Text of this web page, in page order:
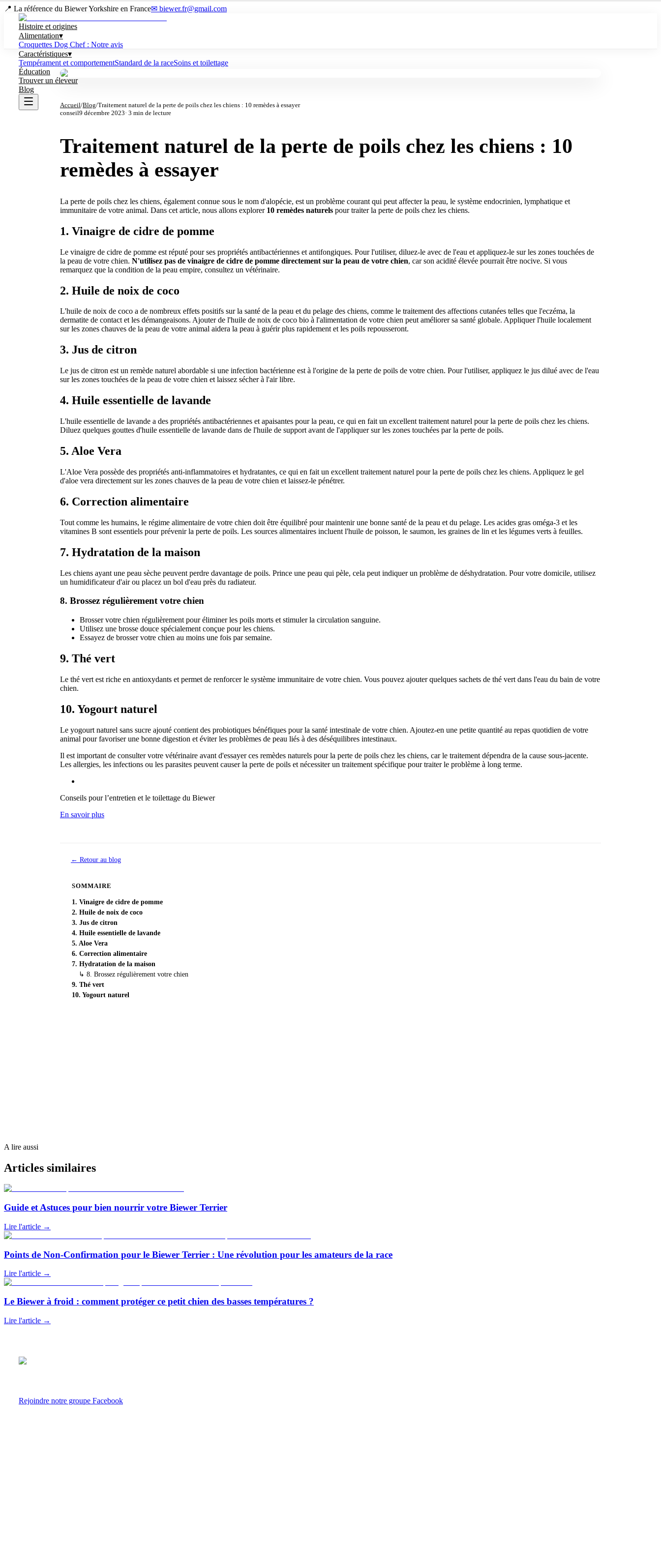
📍 La référence du Biewer Yorkshire en France✉ biewer.fr@gmail.com
Histoire et origines
Alimentation▾
Croquettes Dog Chef : Notre avis
Caractéristiques▾
Tempérament et comportementStandard de la raceSoins et toilettage
Éducation
Trouver un éleveur
Blog
Accueil/Blog/Traitement naturel de la perte de poils chez les chiens : 10 remèdes à essayer
conseil9 décembre 2023· 3 min de lecture
Traitement naturel de la perte de poils chez les chiens : 10
remèdes à essayer
La perte de poils chez les chiens, également connue sous le nom d'alopécie, est un problème courant qui peut affecter la peau, le système endocrinien, lymphatique et
immunitaire de votre animal. Dans cet article, nous allons explorer 10 remèdes naturels pour traiter la perte de poils chez les chiens.
1. Vinaigre de cidre de pomme
Le vinaigre de cidre de pomme est réputé pour ses propriétés antibactériennes et antifongiques. Pour l'utiliser, diluez-le avec de l'eau et appliquez-le sur les zones touchées de
la peau de votre chien. N'utilisez pas de vinaigre de cidre de pomme directement sur la peau de votre chien, car son acidité élevée pourrait être nocive. Si vous
remarquez que la condition de la peau empire, consultez un vétérinaire.
2. Huile de noix de coco
L'huile de noix de coco a de nombreux effets positifs sur la santé de la peau et du pelage des chiens, comme le traitement des affections cutanées telles que l'eczéma, la
dermatite de contact et les démangeaisons. Ajouter de l'huile de noix de coco bio à l'alimentation de votre chien peut améliorer sa santé globale. Appliquer l'huile localement
sur les zones chauves de la peau de votre animal aidera la peau à guérir plus rapidement et les poils repousseront.
3. Jus de citron
Le jus de citron est un remède naturel abordable si une infection bactérienne est à l'origine de la perte de poils de votre chien. Pour l'utiliser, appliquez le jus dilué avec de l'eau
sur les zones touchées de la peau de votre chien et laissez sécher à l'air libre.
4. Huile essentielle de lavande
L'huile essentielle de lavande a des propriétés antibactériennes et apaisantes pour la peau, ce qui en fait un excellent traitement naturel pour la perte de poils chez les chiens.
Diluez quelques gouttes d'huile essentielle de lavande dans de l'huile de support avant de l'appliquer sur les zones touchées par la perte de poils.
5. Aloe Vera
L'Aloe Vera possède des propriétés anti-inflammatoires et hydratantes, ce qui en fait un excellent traitement naturel pour la perte de poils chez les chiens. Appliquez le gel
d'aloe vera directement sur les zones chauves de la peau de votre chien et laissez-le pénétrer.
6. Correction alimentaire
Tout comme les humains, le régime alimentaire de votre chien doit être équilibré pour maintenir une bonne santé de la peau et du pelage. Les acides gras oméga-3 et les
vitamines B sont essentiels pour prévenir la perte de poils. Les sources alimentaires incluent l'huile de poisson, le saumon, les graines de lin et les légumes verts à feuilles.
7. Hydratation de la maison
Les chiens ayant une peau sèche peuvent perdre davantage de poils. Prince une peau qui pèle, cela peut indiquer un problème de déshydratation. Pour votre domicile, utilisez
un humidificateur d'air ou placez un bol d'eau près du radiateur.
8. Brossez régulièrement votre chien
Brosser votre chien régulièrement pour éliminer les poils morts et stimuler la circulation sanguine.
Utilisez une brosse douce spécialement conçue pour les chiens.
Essayez de brosser votre chien au moins une fois par semaine.
9. Thé vert
Le thé vert est riche en antioxydants et permet de renforcer le système immunitaire de votre chien. Vous pouvez ajouter quelques sachets de thé vert dans l'eau du bain de votre
chien.
10. Yogourt naturel
Le yogourt naturel sans sucre ajouté contient des probiotiques bénéfiques pour la santé intestinale de votre chien. Ajoutez-en une petite quantité au repas quotidien de votre
animal pour favoriser une bonne digestion et éviter les problèmes de peau liés à des déséquilibres intestinaux.
Il est important de consulter votre vétérinaire avant d'essayer ces remèdes naturels pour la perte de poils chez les chiens, car le traitement dépendra de la cause sous-jacente.
Les allergies, les infections ou les parasites peuvent causer la perte de poils et nécessiter un traitement spécifique pour traiter le problème à long terme.
Conseils pour l’entretien et le toilettage du Biewer
En savoir plus
← Retour au blog
SOMMAIRE
1. Vinaigre de cidre de pomme
2. Huile de noix de coco
3. Jus de citron
4. Huile essentielle de lavande
5. Aloe Vera
6. Correction alimentaire
7. Hydratation de la maison
↳ 8. Brossez régulièrement votre chien
9. Thé vert
10. Yogourt naturel
A lire aussi
Articles similaires
Guide et Astuces pour bien nourrir votre Biewer Terrier
Lire l'article →
Points de Non-Confirmation pour le Biewer Terrier : Une révolution pour les amateurs de la race
Lire l'article →
Le Biewer à froid : comment protéger ce petit chien des basses températures ?
Lire l'article →
Rejoindre notre groupe Facebook